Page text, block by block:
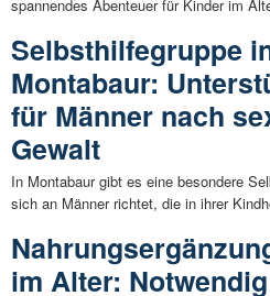
spannendes Abenteuer für Kinder im
Selbsthilfegruppe
Montabaur:
für Männer nach
Gewalt
In Montabaur gibt es eine besondere
sich an Männer richtet, die in ihrer
im Alter: